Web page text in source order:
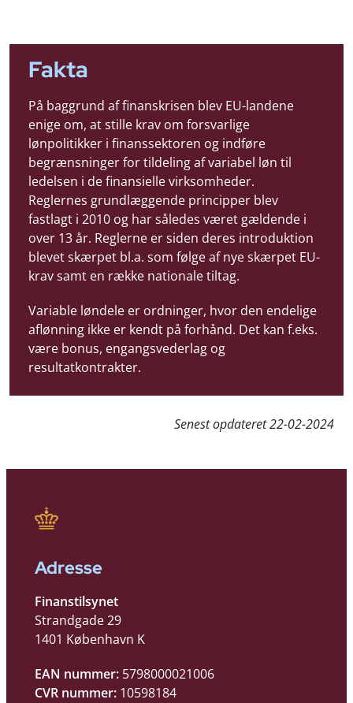
Fakta
På baggrund af finanskrisen blev EU-landene
enige om, at stille krav om forsvarlige
lønpolitikker i finanssektoren og indføre
begrænsninger for tildeling af variabel løn til
ledelsen i de finansielle virksomheder.
Reglernes grundlæggende principper blev
fastlagt i 2010 og har således været gældende i
over 13 år. Reglerne er siden deres introduktion
blevet skærpet bl.a. som følge af nye skærpet EU-
krav samt en række nationale tiltag.
Variable løndele er ordninger, hvor den endelige
aflønning ikke er kendt på forhånd. Det kan f.eks.
være bonus, engangsvederlag og
resultatkontrakter.
Senest opdateret22-02-2024
Adresse
Finanstilsynet
Strandgade 29
1401 København K
EAN nummer: 5798000021006
CVR nummer: 10598184